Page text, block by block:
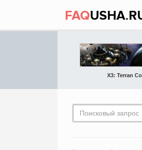
FAQ
X3: Terran